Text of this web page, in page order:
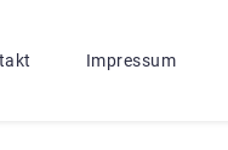
Impressum